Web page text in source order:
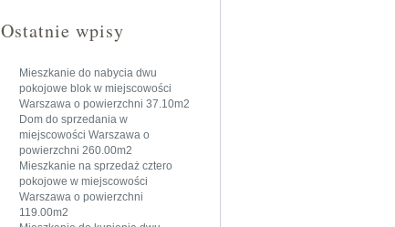
Ostatnie wpisy
Mieszkanie do nabycia dwu
pokojowe blok w miejscowości
Warszawa o powierzchni 37.10m2
Dom do sprzedania w
miejscowości Warszawa o
powierzchni 260.00m2
Mieszkanie na sprzedaż cztero
pokojowe w miejscowości
Warszawa o powierzchni
119.00m2